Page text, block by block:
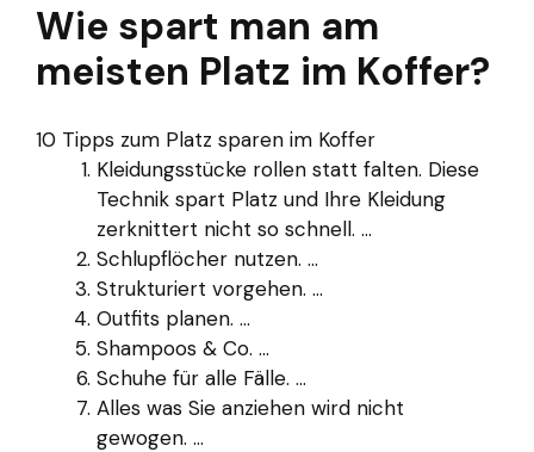
Wie spart man am
meisten Platz im Koffer?
10 Tipps zum Platz sparen im Koffer
Kleidungsstücke rollen statt falten. Diese
Technik spart Platz und Ihre Kleidung
zerknittert nicht so schnell. ...
Schlupflöcher nutzen. ...
Strukturiert vorgehen. ...
Outfits planen. ...
Shampoos & Co. ...
Schuhe für alle Fälle. ...
Alles was Sie anziehen wird nicht
gewogen. ...